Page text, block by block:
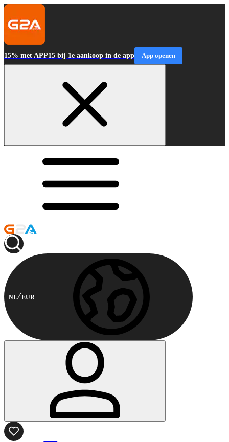
15% met APP15 bij 1e aankoop in de app App openen
NL EUR